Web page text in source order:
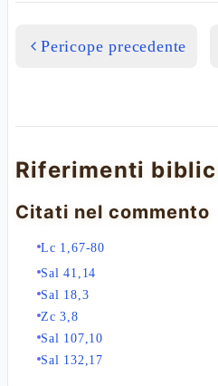
Pericope precedente
Riferimenti
Citati nel commento
Lc 1,67-80
Sal 41,14
Sal 18,3
Zc 3,8
Sal 107,10
Sal 132,17